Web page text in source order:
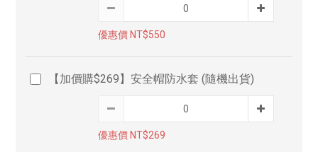
優惠價 NT$550
【加價購$269】安全帽防水套 (隨機出貨)
優惠價 NT$269